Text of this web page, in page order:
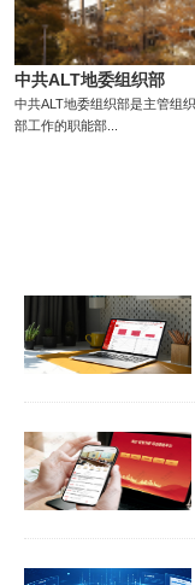
中共ALT地委组织部
中共ALT地委组织部是主管组
部工作的职能部...